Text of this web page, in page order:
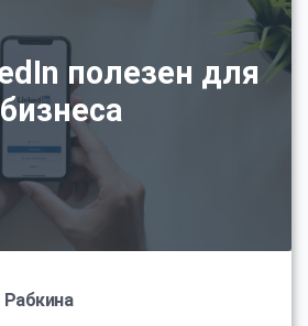
полезен для
бизнеса
Рабкина